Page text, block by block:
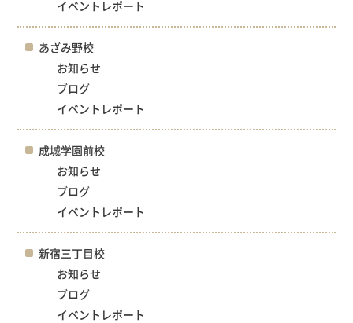
イベントレポート
あざみ野校
お知らせ
ブログ
イベントレポート
成城学園前校
お知らせ
ブログ
イベントレポート
新宿三丁目校
お知らせ
ブログ
イベントレポート